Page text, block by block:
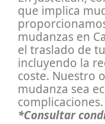
que implica
mudanzas en
el traslado de
incluyendo la
coste. Nuestro
mudanza sea
complicaciones.
*Consultar